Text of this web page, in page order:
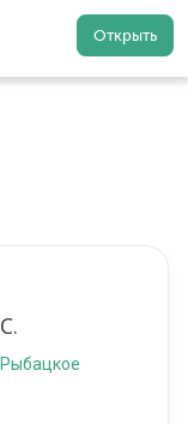
Открыть
Регистрация